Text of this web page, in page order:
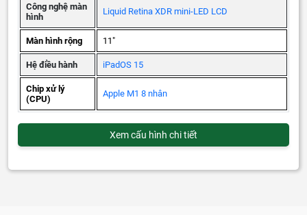
Công nghệ màn
hình
Liquid Retina XDR mini-LED LCD
Màn hình rộng 11"
Hệ điều hành iPadOS 15
Chip xử lý
(CPU)
Apple M1 8 nhân
Xem cấu hình chi tiết